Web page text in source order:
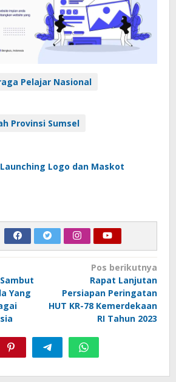
Pelajar Nasional
Provinsi Sumsel
Logo dan Maskot
Yang
Pos berikutnya
Rapat Lanjutan
Persiapan Peringatan
HUT KR-78 Kemerdekaan
RI Tahun 2023